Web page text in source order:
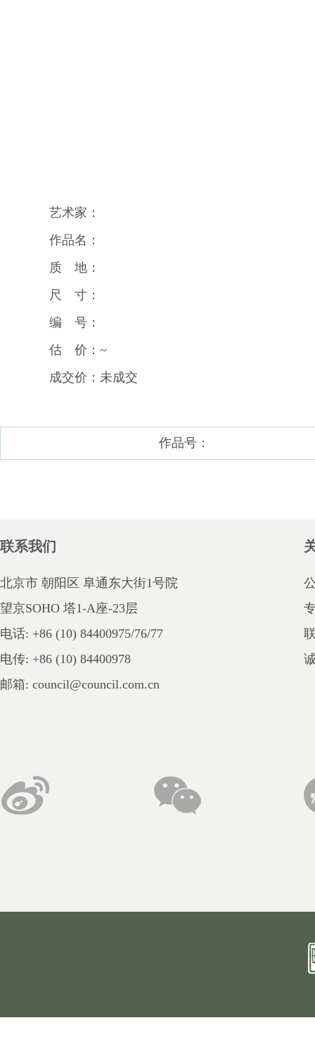
艺术家：
作品名：
质 地：
尺 寸：
编 号：
估 价：~
成交价：未成交
作品号：
联系我们
北京市 朝阳区 阜通东大街1号院
望京SOHO 塔1-A座-23层
电话: +86 (10) 84400975/76/77
电传: +86 (10) 84400978
邮箱: council@council.com.cn